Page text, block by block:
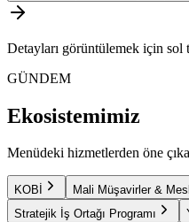
Detayları görüntülemek için sol
GÜNDEM
Ekosistemimiz
Menüdeki hizmetlerden öne
KOBİ
Mali Müşavirler &
Stratejik İş Ortağı Programı